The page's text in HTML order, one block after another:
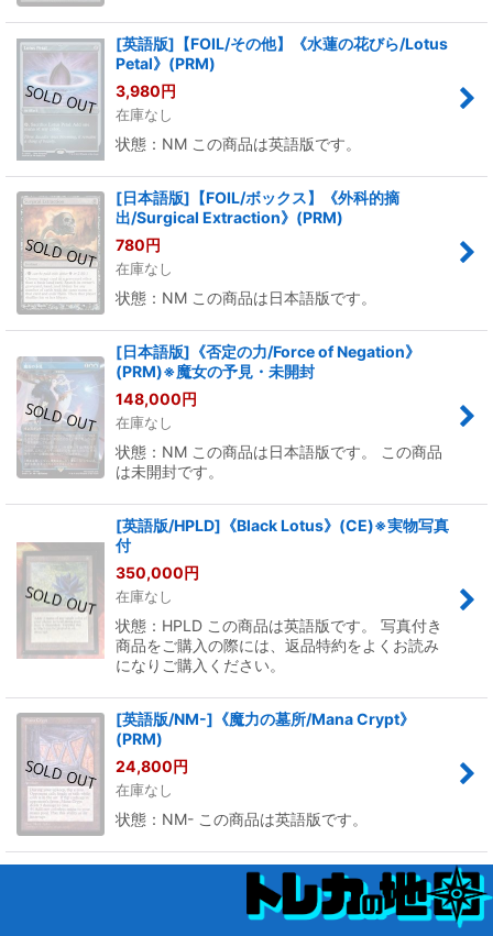
[英語版]【FOIL/その他】《水蓮の花びら/Lotus
Petal》(PRM)
3,980円
在庫なし
状態：NM この商品は英語版です。
[日本語版]【FOIL/ボックス】《外科的摘
出/Surgical Extraction》(PRM)
780円
在庫なし
状態：NM この商品は日本語版です。
[日本語版]《否定の力/Force of Negation》
(PRM)※魔女の予見・未開封
148,000円
在庫なし
状態：NM この商品は日本語版です。 この商品
は未開封です。
[英語版/HPLD]《Black Lotus》(CE)※実物写真
付
350,000円
在庫なし
状態：HPLD この商品は英語版です。 写真付き
商品をご購入の際には、返品特約をよくお読み
になりご購入ください。
[英語版/NM-]《魔力の墓所/Mana Crypt》
(PRM)
24,800円
在庫なし
状態：NM- この商品は英語版です。